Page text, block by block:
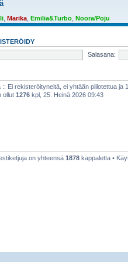
Marika Emilia&Turbo Noora/Poju
Salasana:
Ei rekisteröityneitä, ei yhtään piilotettua ja
ollut 1276 kpl, 25. Heinä 2026 09:43
on yhteensä 1878 kappaletta •